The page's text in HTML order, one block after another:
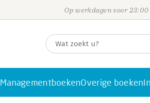
Op werkdagen voor
ManagementboekenOverige boeken